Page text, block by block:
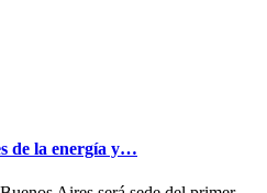
de la energía y…